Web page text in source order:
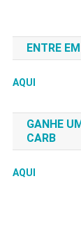
ENTRE
AQUI
GANHE
CARB
AQUI